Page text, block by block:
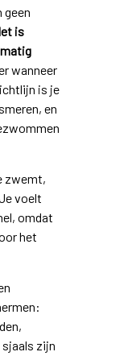
geen
is
wanneer
is je
en
zwemt,
voelt
omdat
het
zijn